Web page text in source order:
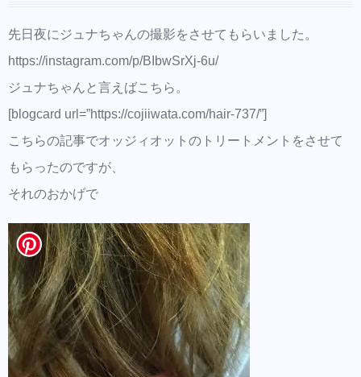
先日夜にジュナちゃんの撮影をさせてもらいました。
https://instagram.com/p/BIbwSrXj-6u/
ジュナちゃんと言えばこちら。
[blogcard url=”https://cojiiwata.com/hair-737/”]
こちらの記事でオッジィオットのトリートメントをさせて
もらったのですが、
それのおかげで